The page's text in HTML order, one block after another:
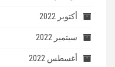
أكتوبر 2022
سبتمبر 2022
أغسطس 2022